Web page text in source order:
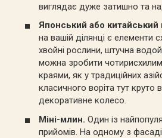
виглядає дуже затишно та
Японський або китайський
на вашій ділянці є елементи
хвойні рослини, штучна
можна зробити
краями, як у традиційних
класичного воріта тут круто
декоративне колесо.
Міні-млин. Один із
прийомів. На одному з